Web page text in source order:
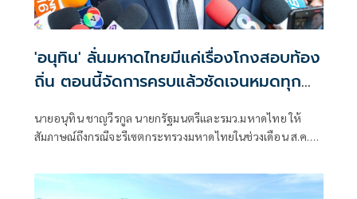
'อนุทิน' ลั่นมหาดไทยมีแค่เรื่องโกงสอบท้อง
ถิ่น ตอนนี้จัดการครบแล้วชัดเจนหมดทุก
นายอนุทิน ชาญวีรกูล นายกรัฐมนตรีและรมว.มหาดไทย ให้
สัมภาษณ์ถึงกรณีจะรีเซตกระทรวงมหาดไทยในช่วงเดือน ส.ค.
กระทรวงมหาดไทยมีแค่เรื่องโกงข้อสอบ ตรงนี้ไม่ใช่เรื่องของ
ระบบแต่เป็นเรื่องของคน